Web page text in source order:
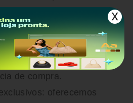
de proteína para quem
suplemento. Isso
o ticket médio e melhora a
de compra.
oferecemos